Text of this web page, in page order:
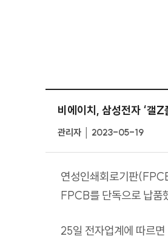
비에이치, 삼성전자 ‘갤
관리자 │ 2023-05-19
연성인쇄회로기판
FPCB를 단독으로 납품
25일 전자업계에 따르